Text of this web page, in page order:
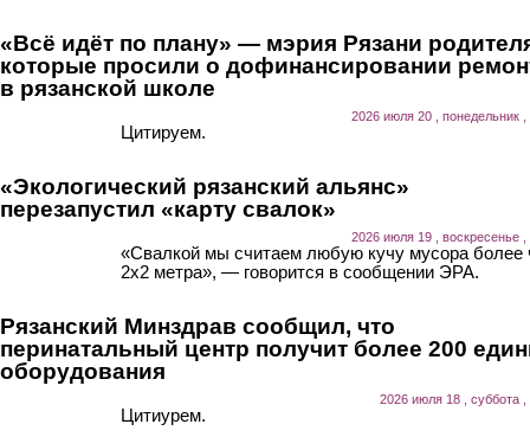
«Всё идёт по плану» — мэрия Рязани
которые просили о дофинансировании
в рязанской школе
2026 июля 20 , понедельник ,
Цитируем.
«Экологический рязанский альянс»
перезапустил «карту свалок»
2026 июля 19 , воскресенье ,
«Свалкой мы считаем любую кучу мусора более
2х2 метра», — говорится в сообщении ЭРА.
Рязанский Минздрав сообщил, что
перинатальный центр получит более 200
оборудования
2026 июля 18 , суббота ,
Цитиурем.